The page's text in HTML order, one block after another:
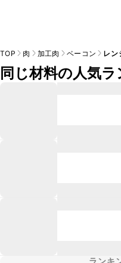
TOP 肉 加工肉 ベーコン レン
同じ材料の人気